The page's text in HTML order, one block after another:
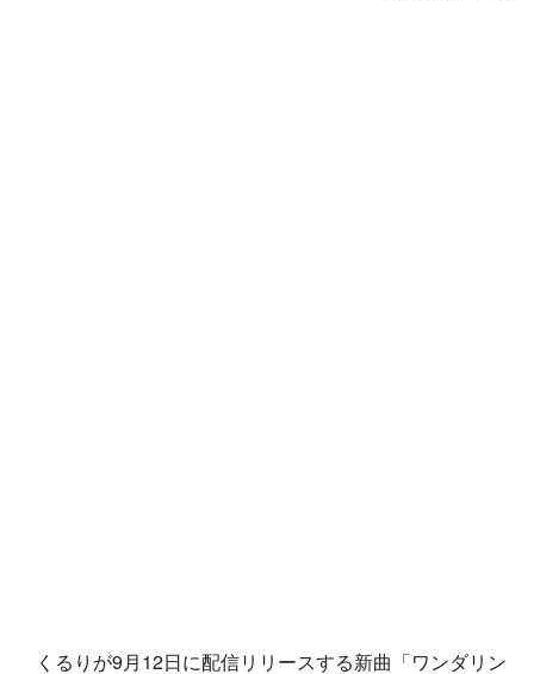
くるりが9月12日に配信リリースする新曲「ワンダリン